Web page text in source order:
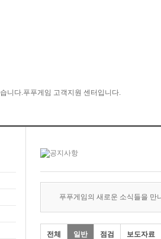
푸푸게임의 새로운 소식들을 만
전체 일반 점검 보도자료